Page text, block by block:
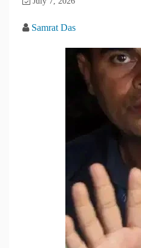
Samrat Das